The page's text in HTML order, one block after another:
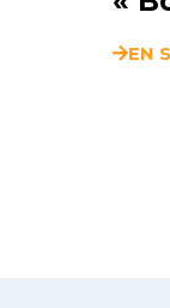
EN